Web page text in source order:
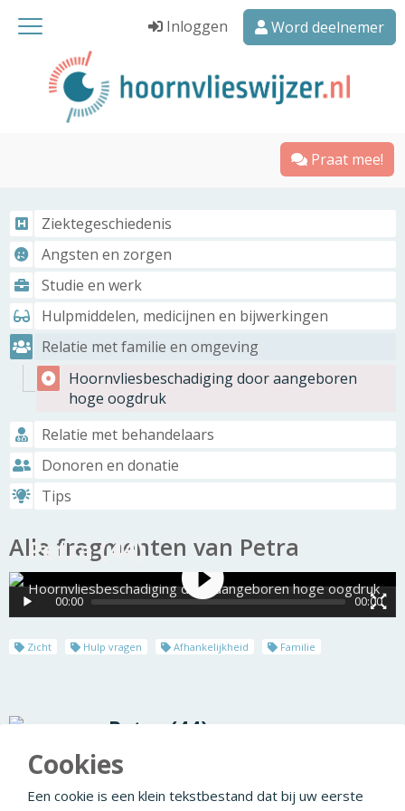
Inloggen Word deelnemer
Praat mee!
Ziektegeschiedenis
Angsten en zorgen
Studie en werk
Hulpmiddelen, medicijnen en bijwerkingen
Relatie met familie en omgeving
Hoornvliesbeschadiging door aangeboren
hoge oogdruk
Relatie met behandelaars
Donoren en donatie
Tips
Alle fragmenten van Petra
Petra (44)
Hoornvliesbeschadiging door aangeboren hoge oogdruk
00:00 00:00
Zicht Hulp vragen Afhankelijkheid Familie
Petra (44)
Wat is PKP?
Cookies
Een cookie is een klein tekstbestand dat bij uw eerste